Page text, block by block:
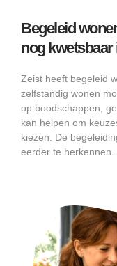
Begeleid
nog kwetsbaar
Zeist heeft begeleid
zelfstandig wonen
op boodschappen,
kan helpen om
kiezen. De
eerder te herkennen.